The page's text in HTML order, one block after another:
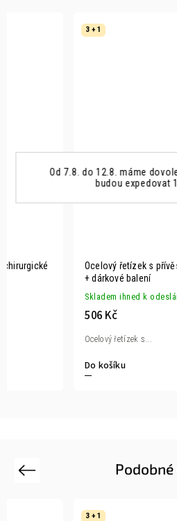
Od 7.8. do 12.8. máme
budou expedovat
chirurgické
3 + 1
Ocelový řetízek s
+ dárkové balení
Skladem ihned k
506 Kč
Do košíku
Ocelový řetízek s...
Previous
3 + 1